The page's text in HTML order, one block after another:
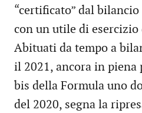
“certificato” dal
con un utile di esercizio
Abituati da tempo a
il 2021, ancora in piena
bis della Formula uno
del 2020, segna la